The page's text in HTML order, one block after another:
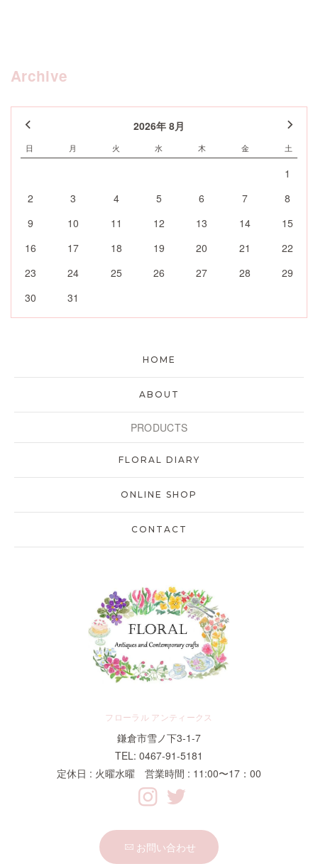
Archive
2026年 8月
日 月 火 水 木 金 土
1
2
3 4 5 6 7
8
9
10 11 12 13 14
15
16
17 18 19 20 21
22
23
24 25 26 27 28
29
30
31
HOME
ABOUT
PRODUCTS
FLORAL DIARY
ONLINE SHOP
CONTACT
フローラル アンティークス
鎌倉市雪ノ下3-1-7
TEL: 0467-91-5181
定休日 : 火曜水曜 営業時間 : 11:00〜17：00
お問い合わせ